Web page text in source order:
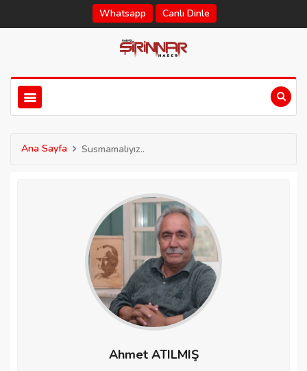
Whatsapp Canlı Dinle
Ana Sayfa Susmamalıyız..
Ahmet ATILMIŞ